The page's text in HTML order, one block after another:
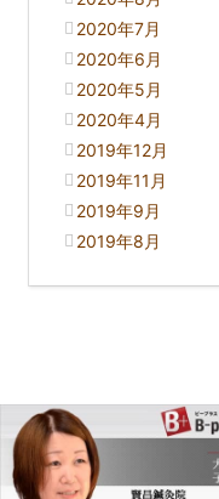
2020年7月
2020年6月
2020年5月
2020年4月
2019年12月
2019年11月
2019年9月
2019年8月